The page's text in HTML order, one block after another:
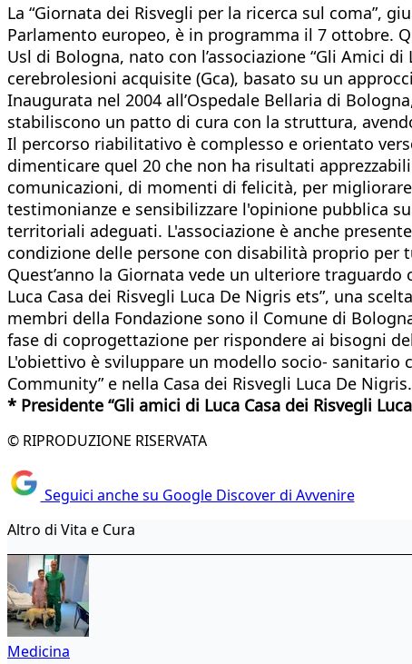
La “Giornata dei Risvegli per la ricerca sul coma”,
Parlamento europeo, è in programma il 7 ottobre.
Usl di Bologna, nato con l’associazione “Gli Amici
cerebrolesioni acquisite (Gca), basato su un
Inaugurata nel 2004 all’Ospedale Bellaria di
stabiliscono un patto di cura con la struttura,
Il percorso riabilitativo è complesso e orientato
dimenticare quel 20 che non ha risultati
comunicazioni, di momenti di felicità, per migliorare
testimonianze e sensibilizzare l'opinione pubblica
territoriali adeguati. L'associazione è anche
condizione delle persone con disabilità proprio
Quest’anno la Giornata vede un ulteriore traguardo
Luca Casa dei Risvegli Luca De Nigris ets”, una
membri della Fondazione sono il Comune di
fase di coprogettazione per rispondere ai bisogni
L'obiettivo è sviluppare un modello socio- sanitario
Community” e nella Casa dei Risvegli Luca De Nigris.
* Presidente “Gli amici di Luca Casa dei Risvegli
© RIPRODUZIONE RISERVATA
Seguici anche su Google Discover di Avvenire
Altro di Vita e Cura
Medicina